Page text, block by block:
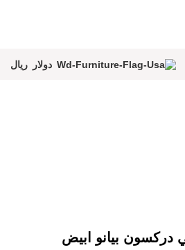
دولار ريال
دركسون بيانو ابيض